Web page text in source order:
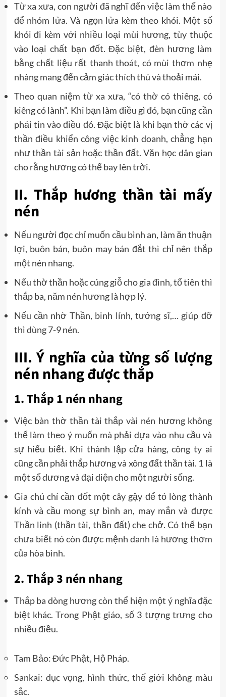
Từ xa xưa, con người đã nghĩ đến việc làm thế nào
để nhóm lửa. Và ngọn lửa kèm theo khói. Một số
khói đi kèm với nhiều loại mùi hương, tùy thuộc
vào loại chất bạn đốt. Đặc biệt, đèn hương làm
bằng chất liệu rất thanh thoát, có mùi thơm nhẹ
nhàng mang đến cảm giác thích thú và thoải mái.
Theo quan niệm từ xa xưa, “có thờ có thiêng, có
kiêng có lành”. Khi bạn làm điều gì đó, bạn cũng cần
phải tin vào điều đó. Đặc biệt là khi bạn thờ các vị
thần điều khiển công việc kinh doanh, chẳng hạn
như thần tài sản hoặc thần đất. Văn học dân gian
cho rằng hương có thể bay lên trời.
II. Thắp hương thần tài mấy
nén
Nếu người đọc chỉ muốn cầu bình an, làm ăn thuận
lợi, buôn bán, buôn may bán đắt thì chỉ nên thắp
một nén nhang.
Nếu thờ thần hoặc cúng giỗ cho gia đình, tổ tiên thì
thắp ba, năm nén hương là hợp lý.
Nếu cần nhờ Thần, binh lính, tướng sĩ,… giúp đỡ
thì dùng 7-9 nén.
III. Ý nghĩa của từng số lượng
nén nhang được thắp
1. Thắp 1 nén nhang
Việc bàn thờ thần tài thắp vài nén hương không
thể làm theo ý muốn mà phải dựa vào nhu cầu và
sự hiểu biết. Khi thành lập cửa hàng, công ty ai
cũng cần phải thắp hương và xông đất thần tài. 1 là
một số dương và đại diện cho một người sống.
Gia chủ chỉ cần đốt một cây gậy để tỏ lòng thành
kính và cầu mong sự bình an, may mắn và được
Thần linh (thần tài, thần đất) che chở. Có thể bạn
chưa biết nó còn được mệnh danh là hương thơm
của hòa bình.
2. Thắp 3 nén nhang
Thắp ba dòng hương còn thể hiện một ý nghĩa đặc
biệt khác. Trong Phật giáo, số 3 tượng trưng cho
nhiều điều.
Tam Bảo: Đức Phật, Hộ Pháp.
Sankai: dục vọng, hình thức, thế giới không màu
sắc.